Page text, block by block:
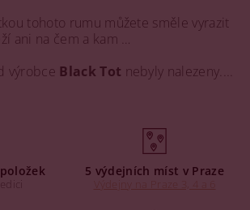
tohoto rumu můžete směle vyrazit
ani na čem a kam …
výrobce Black Tot nebyly nalezeny....
5 výdejních míst v Praze